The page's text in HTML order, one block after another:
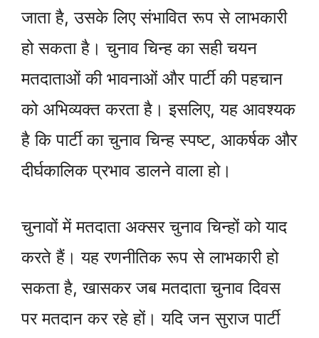
जाता है, उसके लिए संभावित रूप से लाभकारी
हो सकता है। चुनाव चिन्ह का सही चयन
मतदाताओं की भावनाओं और पार्टी की पहचान
को अभिव्यक्त करता है। इसलिए, यह आवश्यक
है कि पार्टी का चुनाव चिन्ह स्पष्ट, आकर्षक और
दीर्घकालिक प्रभाव डालने वाला हो।
चुनावों में मतदाता अक्सर चुनाव चिन्हों को याद
करते हैं। यह रणनीतिक रूप से लाभकारी हो
सकता है, खासकर जब मतदाता चुनाव दिवस
पर मतदान कर रहे हों। यदि जन सुराज पार्टी